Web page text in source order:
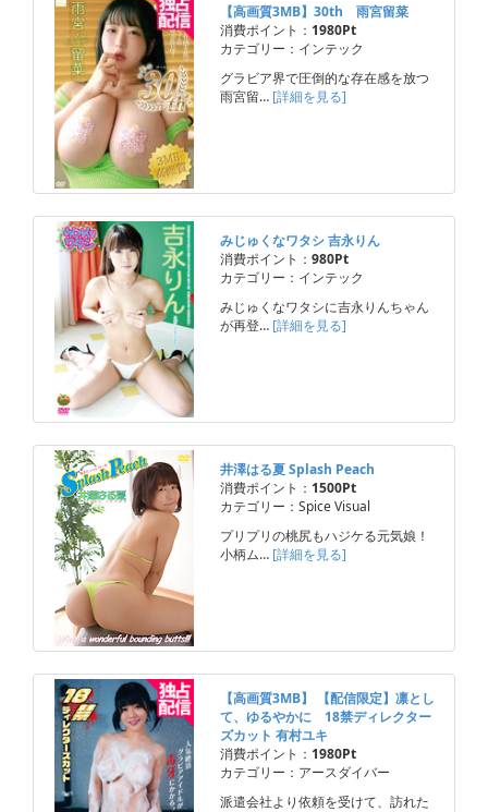
【高画質3MB】30th 雨宮留菜
消費ポイント： 1980Pt
カテゴリー：インテック
グラビア界で圧倒的な存在感を放つ
雨宮留… [詳細を見る]
みじゅくなワタシ 吉永りん
消費ポイント： 980Pt
カテゴリー：インテック
みじゅくなワタシに吉永りんちゃん
が再登… [詳細を見る]
井澤はる夏 Splash Peach
消費ポイント： 1500Pt
カテゴリー：Spice Visual
プリプリの桃尻もハジケる元気娘！
小柄ム… [詳細を見る]
【高画質3MB】 【配信限定】凛とし
て、ゆるやかに 18禁ディレクター
ズカット 有村ユキ
消費ポイント： 1980Pt
カテゴリー：アースダイバー
派遣会社より依頼を受けて、訪れた